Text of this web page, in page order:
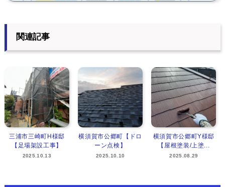
関連記事
三浦市三崎町H様邸
【足場架設工事】
2025.10.13
横須賀市公郷町【ドロ
ーン点検】
2025.10.10
横須賀市公郷町Y様邸
【屋根塗装/上塗...
2025.08.29